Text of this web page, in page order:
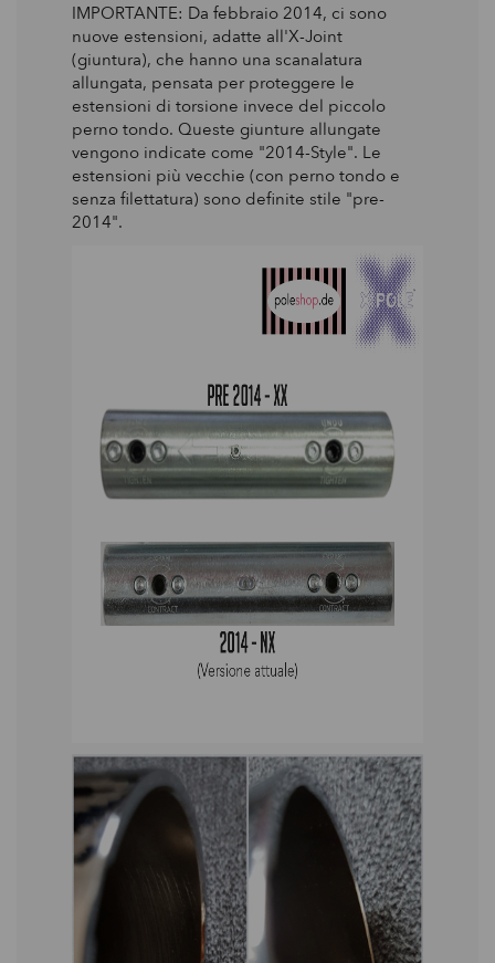
IMPORTANTE: Da febbraio 2014, ci sono
nuove estensioni, adatte all'X-Joint
(giuntura), che hanno una scanalatura
allungata, pensata per proteggere le
estensioni di torsione invece del piccolo
perno tondo. Queste giunture allungate
vengono indicate come "2014-Style". Le
estensioni più vecchie (con perno tondo e
senza filettatura) sono definite stile "pre-
2014".